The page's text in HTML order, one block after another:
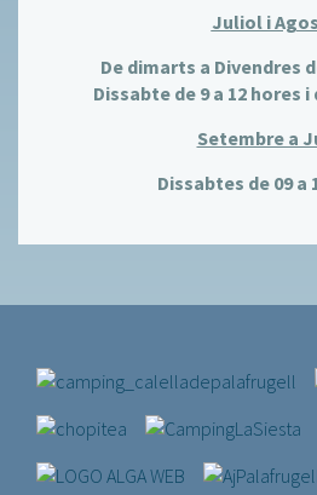
Juliol i
De dimarts a Divendres
Dissabte de 9 a 12 hores i
Setembre a
Dissabtes de 09 a